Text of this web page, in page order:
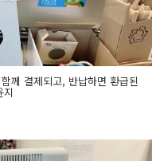
께 결제되고, 반납하면 환급된